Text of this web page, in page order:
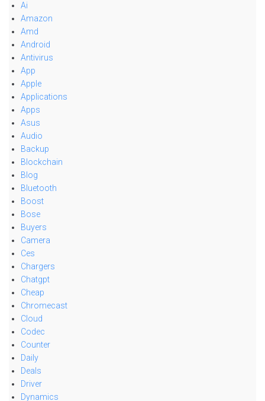
Ai
Amazon
Amd
Android
Antivirus
App
Apple
Applications
Apps
Asus
Audio
Backup
Blockchain
Blog
Bluetooth
Boost
Bose
Buyers
Camera
Ces
Chargers
Chatgpt
Cheap
Chromecast
Cloud
Codec
Counter
Daily
Deals
Driver
Dynamics